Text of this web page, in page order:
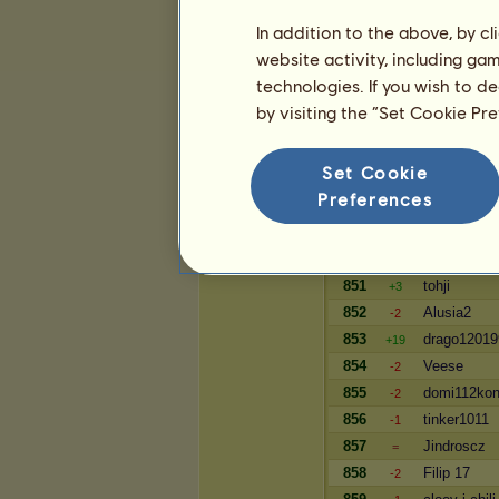
11620
-1 123-mini
11621
AlicjaS
11622
izus
11623
-1 Lois
Bogactwo
Gracz
851
+3 tohji
852
-2 Alusia2
853
+19
854
-2 Veese
855
-2
856
-1 tinker1011
857
= Jindroscz
858
-2 Filip 17
In addition to the above, by
website activity, including
technologies. If you wish to
by visiting the “Set Cookie
Set Cookie
Preferences